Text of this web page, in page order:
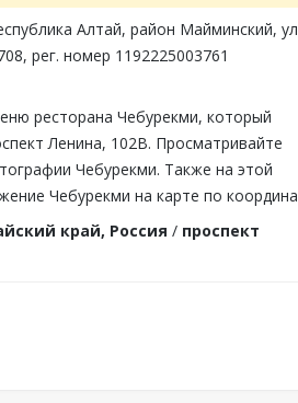
Алтай, район Майминский,
рег. номер 1192225003761
ресторана Чебурекми, который
Ленина, 102В. Просматривайте
Чебурекми. Также на этой
Чебурекми на карте по
край, Россия / проспект